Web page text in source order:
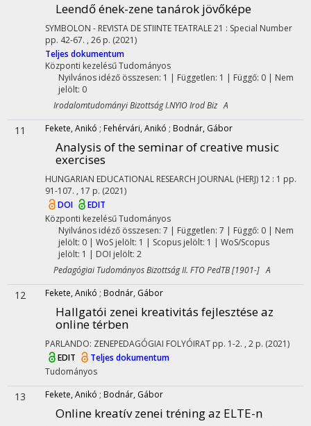
Leendő ének-zene tanárok jövőképe
SYMBOLON - REVISTA DE STIINTE TEATRALE21 : Special Number
pp. 42-67. , 26 p. (2021)
Teljes dokumentum
Központi kezelésűTudományos
Nyilvános idéző összesen: 1 | Független: 1 | Függő: 0 | Nem
jelölt: 0
Irodalomtudományi Bizottság I.NYIO Irod Biz A
11 Fekete, Anikó ; Fehérvári, Anikó ; Bodnár, Gábor
Analysis of the seminar of creative music
exercises
HUNGARIAN EDUCATIONAL RESEARCH JOURNAL (HERJ) 12 : 1 pp.
91-107. , 17 p. (2021)
DOI
EDIT
Központi kezelésűTudományos
Nyilvános idéző összesen: 7 | Független: 7 | Függő: 0 | Nem
jelölt: 0 | WoS jelölt: 1 | Scopus jelölt: 1 | WoS/Scopus
jelölt: 1 | DOI jelölt: 2
Pedagógiai Tudományos Bizottság II. FTO PedTB [1901-] A
12 Fekete, Anikó ; Bodnár, Gábor
Hallgatói zenei kreativitás fejlesztése az
online térben
PARLANDO: ZENEPEDAGÓGIAI FOLYÓIRAT pp. 1-2. , 2 p. (2021)
EDIT
Teljes dokumentum
Tudományos
13 Fekete, Anikó ; Bodnár, Gábor
Online kreatív zenei tréning az ELTE-n